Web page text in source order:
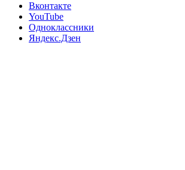
Вконтакте
YouTube
Одноклассники
Яндекс.Дзен